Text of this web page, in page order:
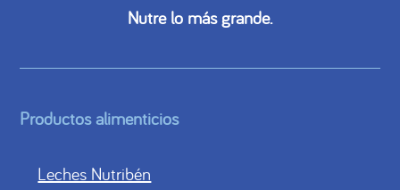
Nutre lo más grande.
Productos alimenticios
Leches Nutribén